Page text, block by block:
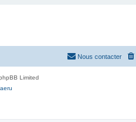
Nous contacter
Limited